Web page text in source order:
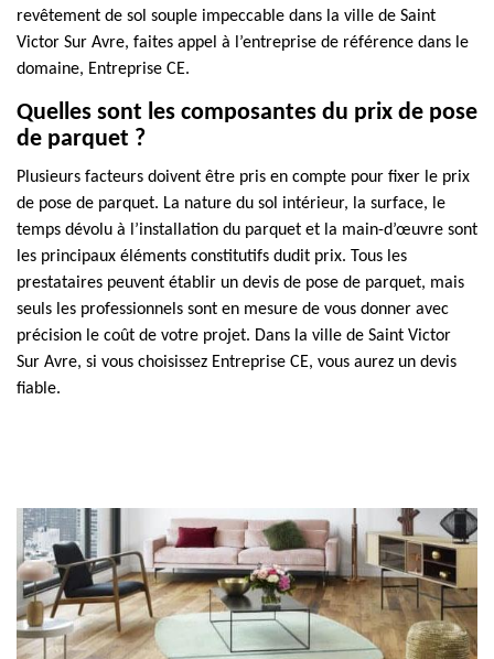
revêtement de sol souple impeccable dans la ville de Saint
Victor Sur Avre, faites appel à l’entreprise de référence dans le
domaine, Entreprise CE.
Quelles sont les composantes du prix de pose
de parquet ?
Plusieurs facteurs doivent être pris en compte pour fixer le prix
de pose de parquet. La nature du sol intérieur, la surface, le
temps dévolu à l’installation du parquet et la main-d’œuvre sont
les principaux éléments constitutifs dudit prix. Tous les
prestataires peuvent établir un devis de pose de parquet, mais
seuls les professionnels sont en mesure de vous donner avec
précision le coût de votre projet. Dans la ville de Saint Victor
Sur Avre, si vous choisissez Entreprise CE, vous aurez un devis
fiable.